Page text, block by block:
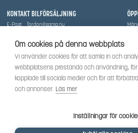
Om cookies på denna webbplats
Vi använder cookies för att samla in och
webbplatsens prestanda och användning,
kopplade till sociala medier och för att
och annonser. Läs mer
Inställningar för
KONTAKT BILFÖRSÄLJNING
E-Post
fordon@sama.nu
Vi har sedan 1970-talet levererat skog-och
har idag även ett brett utbud av dessa produkter samt
Can-Am, Sea-Doo.
Vi är certifierad serviceverkstad.
SOCIALT